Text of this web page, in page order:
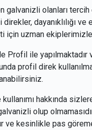
galvanizli olanları
dayanıklılığı
için uzman
Profil ile yapılmaktadır
profil direk
hakkında
olup
ve kesinlikle pas